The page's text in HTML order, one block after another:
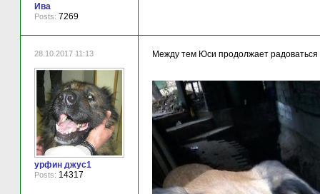
Ива
Posts: 7269
28.10.2017 11:13
урфин джус1
Posts: 14317
Между тем Юси продолжает